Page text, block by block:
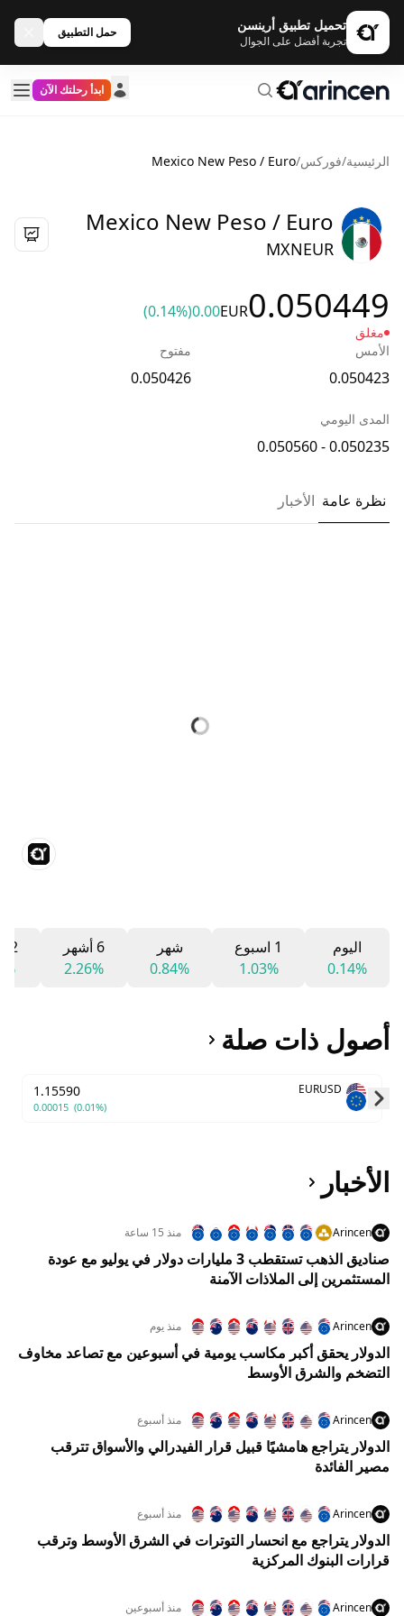
تحميل تطبيق أرينسن
تجربة أفضل على الجوال
حمل التطبيق
ابدأ رحلتك الآن
الرئيسية/فوركس/
Mexico New Peso / Euro
Mexico New Peso / Euro
MXNEUR
0.050449
EUR
0.00
(0.14%)
مغلق
الأمس
0.050423
مفتوح
0.050426
المدى اليومي
0.050235 - 0.050560
نظرة عامة الأخبار
اليوم
0.14%
1 اسبوع
1.03%
شهر
0.84%
6 أشهر
2.26%
12 شهر
أصول ذات صلة
EURUSD
1.15590
0.00015 (0.01%)
الأخبار
Arincen منذ 15 ساعة
صناديق الذهب تستقطب 3 مليارات دولار في يوليو مع عودة
المستثمرين إلى الملاذات الآمنة
Arincen منذ يوم
الدولار يحقق أكبر مكاسب يومية في أسبوعين مع تصاعد مخاوف
التضخم والشرق الأوسط
Arincen منذ أسبوع
الدولار يتراجع هامشيًا قبيل قرار الفيدرالي والأسواق تترقب
مصير الفائدة
Arincen منذ أسبوع
الدولار يتراجع مع انحسار التوترات في الشرق الأوسط وترقب
قرارات البنوك المركزية
Arincen منذ أسبوعين